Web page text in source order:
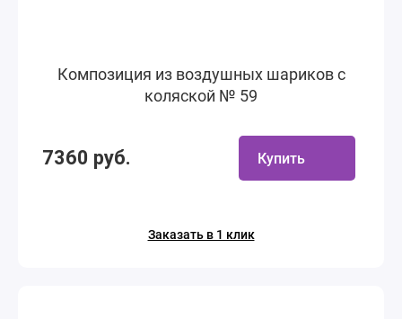
Композиция из воздушных шариков с
коляской № 59
7360 руб. Купить
Заказать в 1 клик